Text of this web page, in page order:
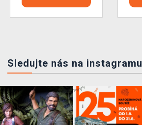
Sledujte nás na instagramu